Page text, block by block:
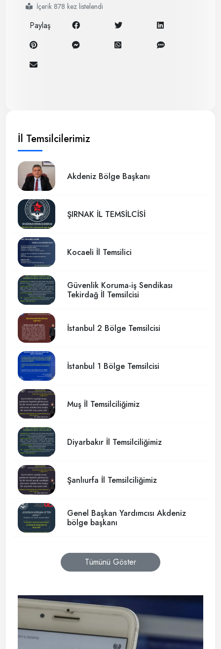
#ögg
#haberler
İçerik 878 kez listelendi
Paylaş
İl Temsilcilerimiz
Akdeniz Bölge Başkanı
ŞIRNAK İL TEMSİLCİSİ
Kocaeli İl Temsilici
Güvenlik Koruma-iş Sendikası
Tekirdağ İl Temsilcisi
İstanbul 2 Bölge Temsilcisi
İstanbul 1 Bölge Temsilcisi
Muş İl Temsilciliğimiz
Diyarbakır İl Temsilciliğimiz
Şanlıurfa İl Temsilciliğimiz
Genel Başkan Yardımcısı Akdeniz
bölge başkanı
Tümünü Göster